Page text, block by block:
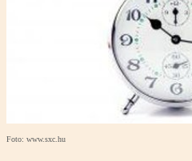
Foto: www.sxc.hu